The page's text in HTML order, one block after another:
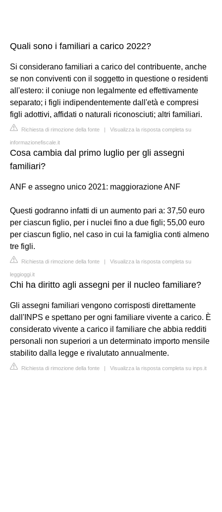
Quali sono i familiari a carico 2022?
Si considerano familiari a carico del contribuente, anche
se non conviventi con il soggetto in questione o residenti
all'estero: il coniuge non legalmente ed effettivamente
separato; i figli indipendentemente dall'età e compresi
figli adottivi, affidati o naturali riconosciuti; altri familiari.
Richiesta di rimozione della fonte | Visualizza la risposta completa su
informazionefiscale.it
Cosa cambia dal primo luglio per gli assegni
familiari?
ANF e assegno unico 2021: maggiorazione ANF
Questi godranno infatti di un aumento pari a: 37,50 euro
per ciascun figlio, per i nuclei fino a due figli; 55,00 euro
per ciascun figlio, nel caso in cui la famiglia conti almeno
tre figli.
Richiesta di rimozione della fonte | Visualizza la risposta completa su
leggioggi.it
Chi ha diritto agli assegni per il nucleo familiare?
Gli assegni familiari vengono corrisposti direttamente
dall'INPS e spettano per ogni familiare vivente a carico. È
considerato vivente a carico il familiare che abbia redditi
personali non superiori a un determinato importo mensile
stabilito dalla legge e rivalutato annualmente.
Richiesta di rimozione della fonte | Visualizza la risposta completa su inps.it